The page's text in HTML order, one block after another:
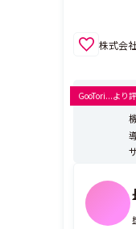
株式会
GooTori...より